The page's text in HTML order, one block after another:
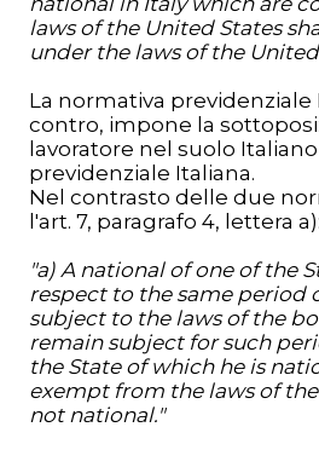
laws of the United States
under the laws of the United
La normativa previdenziale
contro, impone la
lavoratore nel suolo
previdenziale Italiana.
Nel contrasto delle due
l'art. 7, paragrafo 4, lettera a):
"a) A national of one of the
respect to the same period
subject to the laws of the
remain subject for such
the State of which he is
exempt from the laws of
not national."